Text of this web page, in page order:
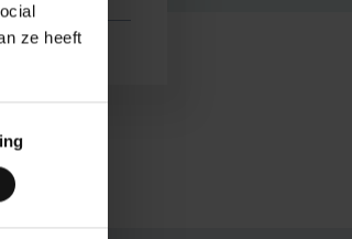
ze heeft